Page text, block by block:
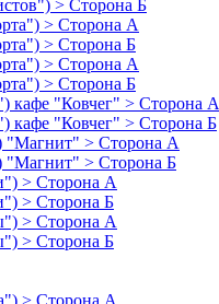
> Сторона Б
> Сторона А
> Сторона Б
> Сторона А
> Сторона Б
кафе "Ковчег" > Сторона А
кафе "Ковчег" > Сторона Б
"Магнит" > Сторона А
"Магнит" > Сторона Б
> Сторона А
> Сторона Б
> Сторона А
> Сторона Б
> Сторона А